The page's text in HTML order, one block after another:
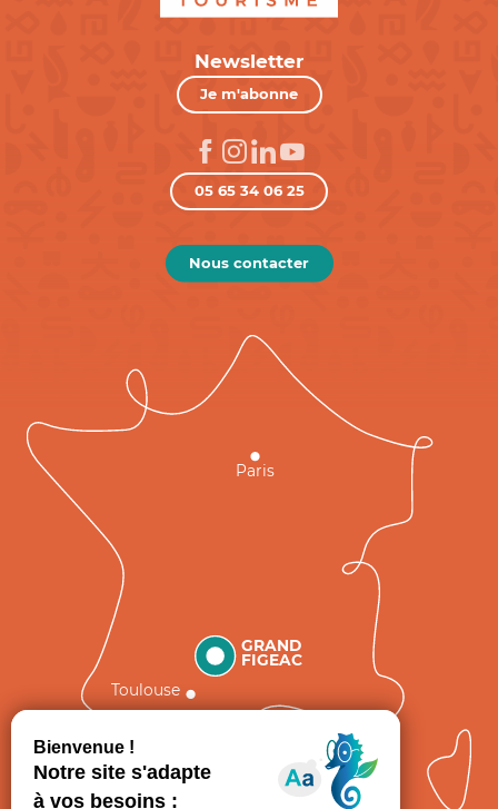
Newsletter
Je m'abonne
05 65 34 06 25
Nous contacter
GRAND
FIGEAC
Toulouse
Paris